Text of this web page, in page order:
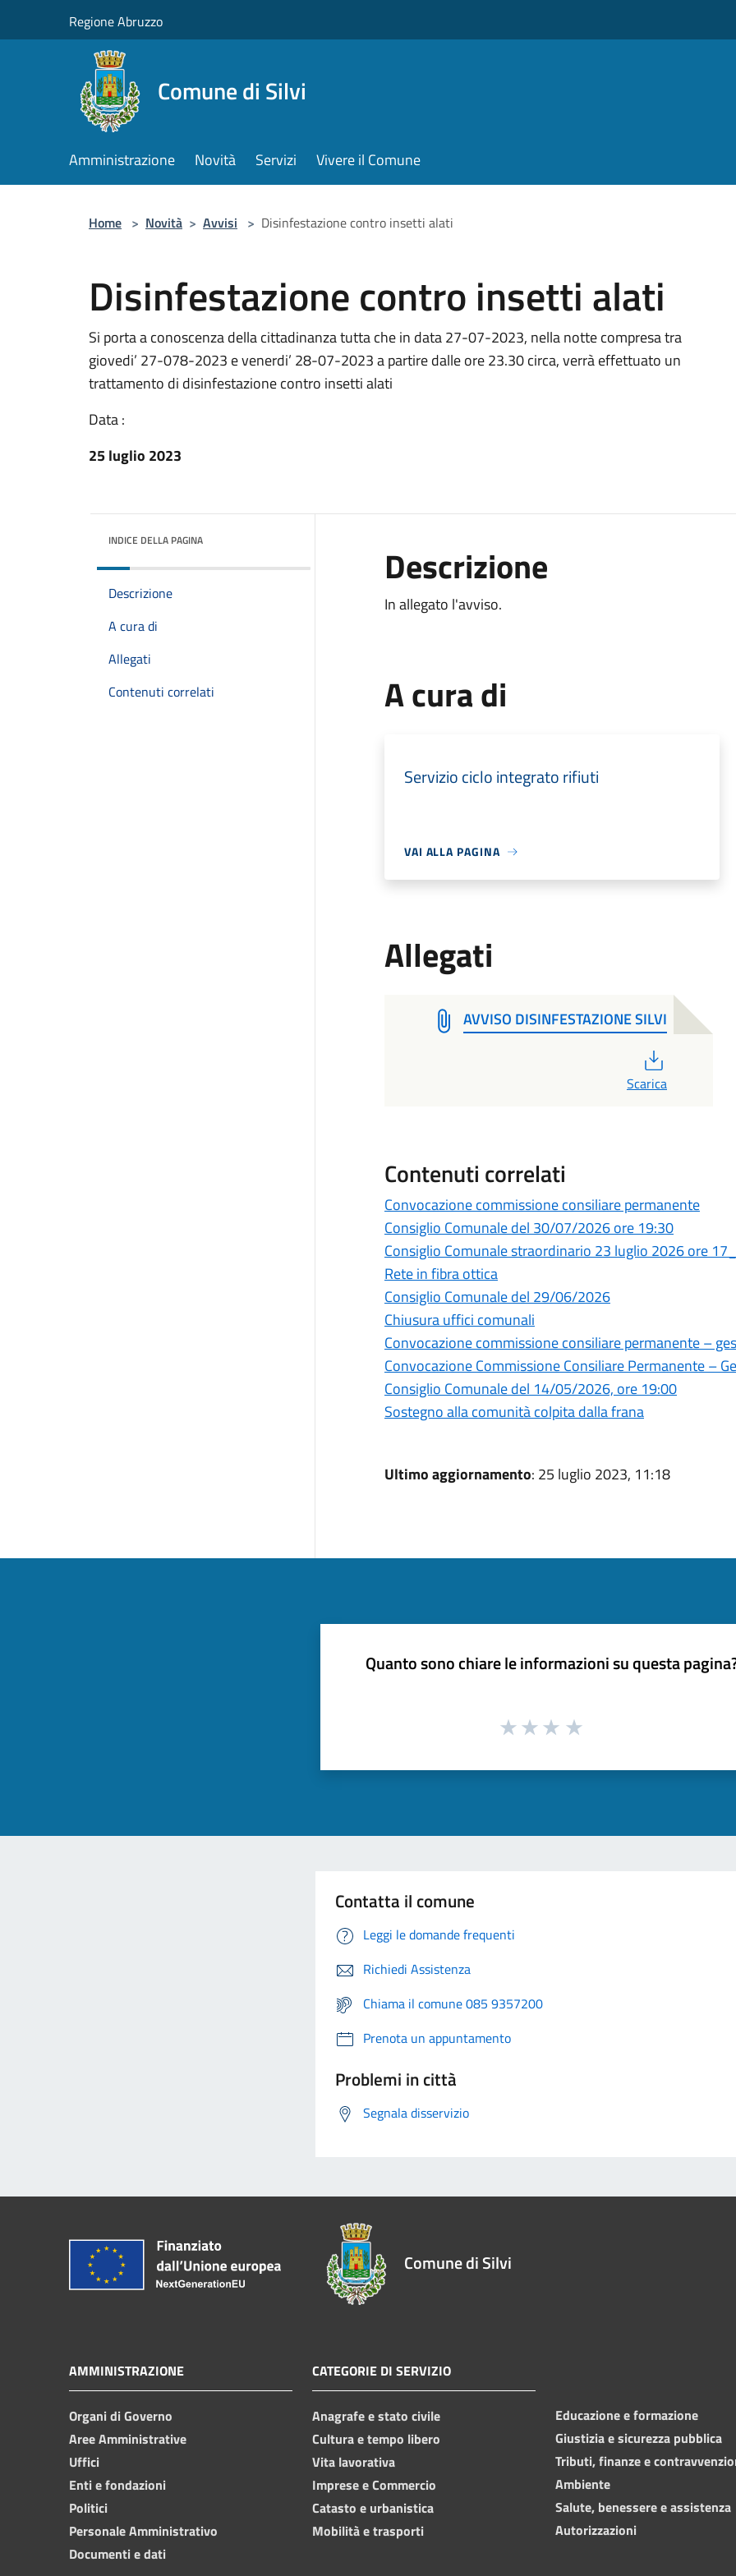
Regione Abruzzo
Comune di Silvi
Amministrazione Novità Servizi Vivere il Comune
Home > Novità > Avvisi > Disinfestazione contro insetti alati
Disinfestazione contro insetti alati
Si porta a conoscenza della cittadinanza tutta che in data 27-07-2023, nella notte compresa tra
giovedi’ 27-078-2023 e venerdi’ 28-07-2023 a partire dalle ore 23.30 circa, verrà effettuato un
trattamento di disinfestazione contro insetti alati
Data :
25 luglio 2023
INDICE DELLA PAGINA
Descrizione
A cura di
Allegati
Contenuti correlati
Descrizione
In allegato l'avviso.
A cura di
Servizio ciclo integrato rifiuti
VAI ALLA PAGINA
Allegati
AVVISO DISINFESTAZIONE SILVI
Scarica
Contenuti correlati
Convocazione commissione consiliare permanente
Consiglio Comunale del 30/07/2026 ore 19:30
Consiglio Comunale straordinario 23 luglio 2026 ore
Rete in fibra ottica
Consiglio Comunale del 29/06/2026
Chiusura uffici comunali
Convocazione commissione consiliare permanente –
Convocazione Commissione Consiliare Permanente –
Consiglio Comunale del 14/05/2026, ore 19:00
Sostegno alla comunità colpita dalla frana
Ultimo aggiornamento: 25 luglio 2023, 11:18
Quanto sono chiare le informazioni su questa
Contatta il comune
Leggi le domande frequenti
Richiedi Assistenza
Chiama il comune 085 9357200
Prenota un appuntamento
Problemi in città
Segnala disservizio
Comune di Silvi
AMMINISTRAZIONE
Organi di Governo
Aree Amministrative
Uffici
Enti e fondazioni
Politici
Personale Amministrativo
Documenti e dati
CATEGORIE DI SERVIZIO
Anagrafe e stato civile
Cultura e tempo libero
Vita lavorativa
Imprese e Commercio
Catasto e urbanistica
Mobilità e trasporti
Educazione e formazione
Giustizia e sicurezza pubblica
Tributi, finanze e
Ambiente
Salute, benessere e assistenza
Autorizzazioni